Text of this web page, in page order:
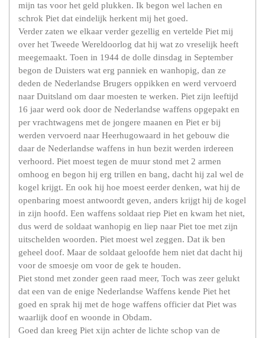
mijn tas voor het geld plukken. Ik begon wel lachen en
schrok Piet dat eindelijk herkent mij het goed.
Verder zaten we elkaar verder gezellig en vertelde Piet mij
over het Tweede Wereldoorlog dat hij wat zo vreselijk heeft
meegemaakt. Toen in 1944 de dolle dinsdag in September
begon de Duisters wat erg panniek en wanhopig, dan ze
deden de Nederlandse Brugers oppikken en werd vervoerd
naar Duitsland om daar moesten te werken. Piet zijn leeftijd
16 jaar werd ook door de Nederlandse waffens opgepakt en
per vrachtwagens met de jongere maanen en Piet er bij
werden vervoerd naar Heerhugowaard in het gebouw die
daar de Nederlandse waffens in hun bezit werden irdereen
verhoord. Piet moest tegen de muur stond met 2 armen
omhoog en begon hij erg trillen en bang, dacht hij zal wel de
kogel krijgt. En ook hij hoe moest eerder denken, wat hij de
openbaring moest antwoordt geven, anders krijgt hij de kogel
in zijn hoofd. Een waffens soldaat riep Piet en kwam het niet,
dus werd de soldaat wanhopig en liep naar Piet toe met zijn
uitschelden woorden. Piet moest wel zeggen. Dat ik ben
geheel doof. Maar de soldaat geloofde hem niet dat dacht hij
voor de smoesje om voor de gek te houden.
Piet stond met zonder geen raad meer, Toch was zeer gelukt
dat een van de enige Nederlandse Waffens kende Piet het
goed en sprak hij met de hoge waffens officier dat Piet was
waarlijk doof en woonde in Obdam.
Goed dan kreeg Piet xijn achter de lichte schop van de